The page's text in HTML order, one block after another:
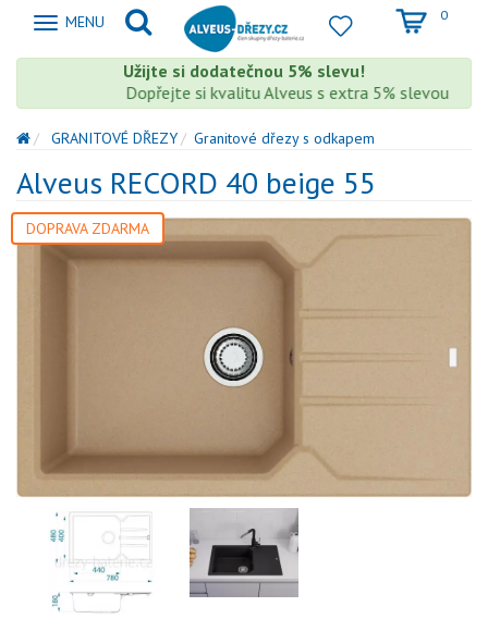
Zobrazit
MENU 0
Užijte si dodatečnou 5% slevu!
Dopřejte si kvalitu Alveus s extra 5% slevou –
GRANITOVÉ DŘEZY Granitové dřezy s odkapem
Alveus RECORD 40 beige 55
DOPRAVA ZDARMA